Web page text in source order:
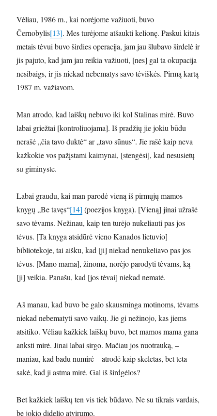
Vėliau, 1986 m., kai norėjome važiuoti, buvo
Černobylis[13]. Mes turėjome atšaukti kelionę. Paskui kitais
metais tėvui buvo širdies operacija, jam jau šlubavo širdelė ir
jis pajuto, kad jam jau reikia važiuoti, [nes] gal ta okupacija
nesibaigs, ir jis niekad nebematys savo tėviškės. Pirmą kartą
1987 m. važiavom.
Man atrodo, kad laiškų nebuvo iki kol Stalinas mirė. Buvo
labai griežtai [kontroliuojama]. Iš pradžių jie jokiu būdu
nerašė „čia tavo duktė“ ar „tavo sūnus“. Jie rašė kaip neva
kažkokie vos pažįstami kaimynai, [stengėsi], kad nesusietų
su giminyste.
Labai graudu, kai man parodė vieną iš pirmųjų mamos
knygų „Be tavęs“[14] (poezijos knyga). [Vieną] jinai užrašė
savo tėvams. Nežinau, kaip ten turėjo nukeliauti pas jos
tėvus. [Ta knyga atsidūrė vieno Kanados lietuvio]
bibliotekoje, tai aišku, kad [ji] niekad nenukeliavo pas jos
tėvus. [Mano mama], žinoma, norėjo parodyti tėvams, ką
[ji] veikia. Panašu, kad [jos tėvai] niekad nematė.
Aš manau, kad buvo be galo skausminga motinoms, tėvams
niekad nebematyti savo vaikų. Jie gi nežinojo, kas jiems
atsitiko. Vėliau kažkiek laiškų buvo, bet mamos mama gana
anksti mirė. Jinai labai sirgo. Mačiau jos nuotrauką, –
maniau, kad badu numirė – atrodė kaip skeletas, bet teta
sakė, kad ji astma mirė. Gal iš širdgėlos?
Bet kažkiek laiškų ten vis tiek būdavo. Ne su tikrais vardais,
be jokio didelio atvirumo.